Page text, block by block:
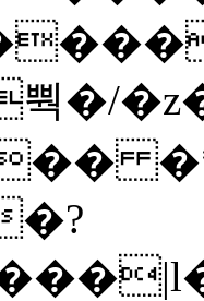
�/
�?